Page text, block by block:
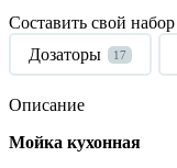
Составить свой набор
Дозаторы
17
Описание
Мойка кухонная